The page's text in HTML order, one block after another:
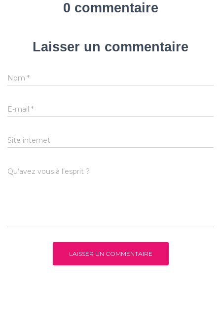
0 commentaire
Laisser un commentaire
Nom *
E-mail *
Site internet
Qu’avez vous à l’esprit ?